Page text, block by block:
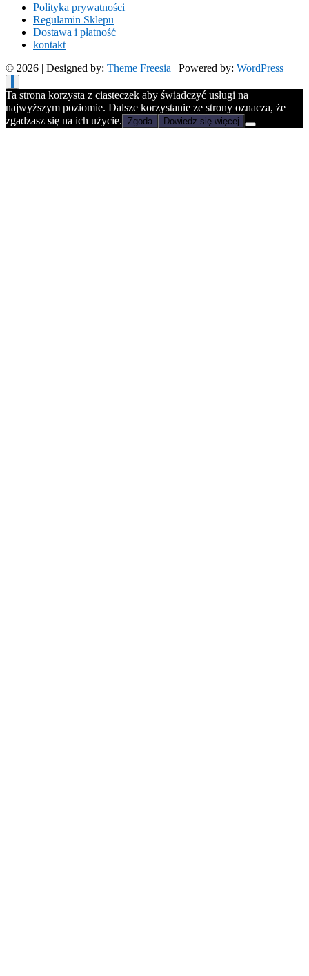
Polityka prywatności
Regulamin Sklepu
Dostawa i płatność
kontakt
© 2026 | Designed by: Theme Freesia | Powered by: WordPress
Ta strona korzysta z ciasteczek aby świadczyć usługi na
najwyższym poziomie. Dalsze korzystanie ze strony oznacza, że
zgadzasz się na ich użycie.
Zgoda Dowiedz się więcej